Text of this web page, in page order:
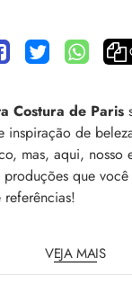
Costura de Paris
inspiração de
mas, aqui, nosso
que
referências!
VEJA MAIS